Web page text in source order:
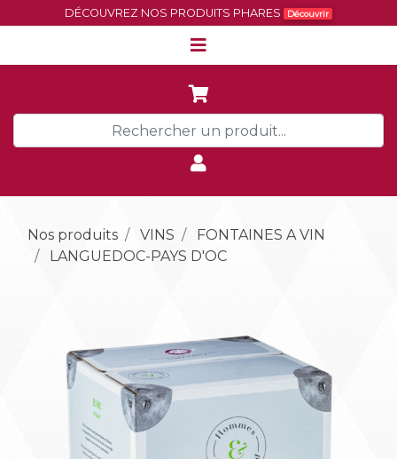
DÉCOUVREZ NOS PRODUITS PHARES Découvrir
Nos produits VINS
FONTAINES A VIN
LANGUEDOC-PAYS D'OC